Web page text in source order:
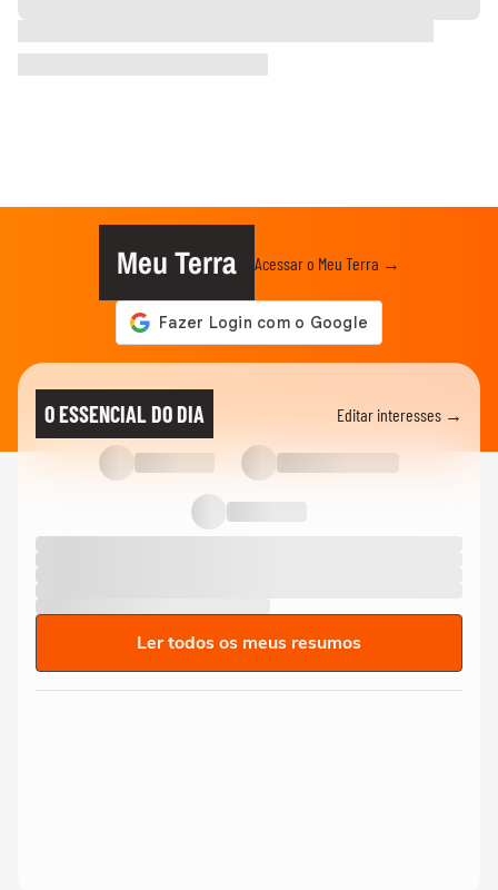
Meu Terra Acessar o Meu Terra →
O ESSENCIAL DO DIA Editar interesses →
Ler todos os meus resumos